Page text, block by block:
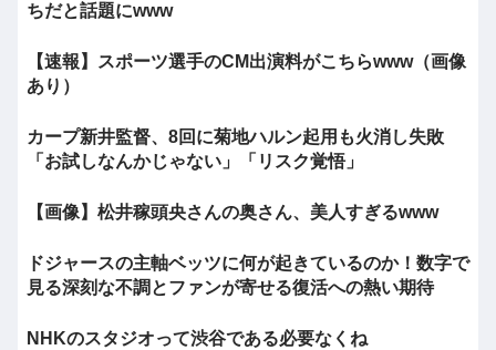
ちだと話題にwww
【速報】スポーツ選手のCM出演料がこちらwww（画像
あり）
カープ新井監督、8回に菊地ハルン起用も火消し失敗
「お試しなんかじゃない」「リスク覚悟」
【画像】松井稼頭央さんの奥さん、美人すぎるwww
ドジャースの主軸ベッツに何が起きているのか！数字で
見る深刻な不調とファンが寄せる復活への熱い期待
NHKのスタジオって渋谷である必要なくね